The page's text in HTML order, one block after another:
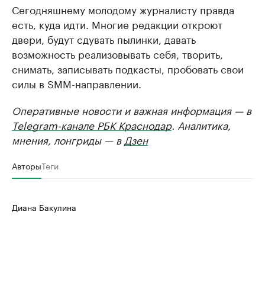
Сегодняшнему молодому журналисту правда
есть, куда идти. Многие редакции откроют
двери, будут сдувать пылинки, давать
возможность реализовывать себя, творить,
снимать, записывать подкасты, пробовать свои
силы в SMM-направлении.
Оперативные новости и важная информация — в
Telegram-канале РБК Краснодар. Аналитика,
мнения, лонгриды — в Дзен
АвторыТеги
Диана Бакулина